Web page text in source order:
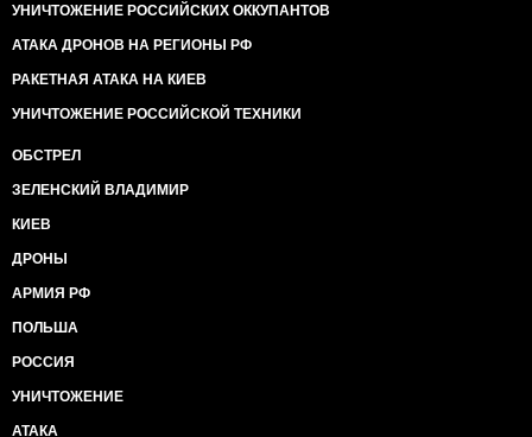
УНИЧТОЖЕНИЕ РОССИЙСКИХ ОККУПАНТОВ
АТАКА ДРОНОВ НА РЕГИОНЫ РФ
РАКЕТНАЯ АТАКА НА КИЕВ
УНИЧТОЖЕНИЕ РОССИЙСКОЙ ТЕХНИКИ
ОБСТРЕЛ
ЗЕЛЕНСКИЙ ВЛАДИМИР
КИЕВ
ДРОНЫ
АРМИЯ РФ
ПОЛЬША
РОССИЯ
УНИЧТОЖЕНИЕ
АТАКА